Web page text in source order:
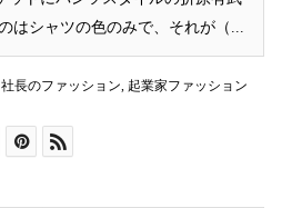
はシャツの色のみで、それが（...
社長のファッション, 起業家ファッション